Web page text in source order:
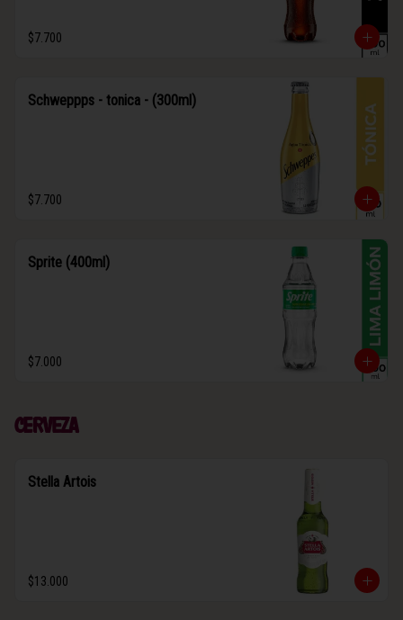
$7.700
Schweppps - tonica - (300ml)
$7.700
Sprite (400ml)
$7.000
Cerveza
Stella Artois
$13.000